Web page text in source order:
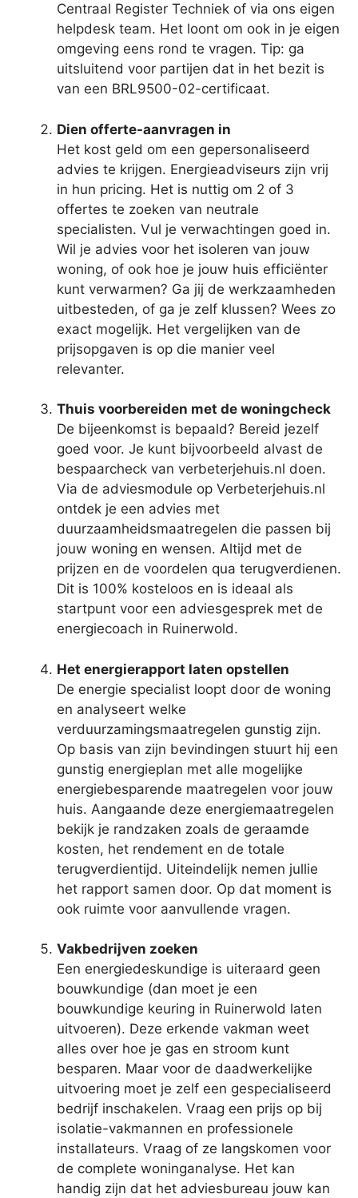
Centraal Register Techniek of via ons eigen
helpdesk team. Het loont om ook in je eigen
omgeving eens rond te vragen. Tip: ga
uitsluitend voor partijen dat in het bezit is
van een BRL9500-02-certificaat.
Dien offerte-aanvragen in
Het kost geld om een gepersonaliseerd
advies te krijgen. Energieadviseurs zijn vrij
in hun pricing. Het is nuttig om 2 of 3
offertes te zoeken van neutrale
specialisten. Vul je verwachtingen goed in.
Wil je advies voor het isoleren van jouw
woning, of ook hoe je jouw huis efficiënter
kunt verwarmen? Ga jij de werkzaamheden
uitbesteden, of ga je zelf klussen? Wees zo
exact mogelijk. Het vergelijken van de
prijsopgaven is op die manier veel
relevanter.
Thuis voorbereiden met de woningcheck
De bijeenkomst is bepaald? Bereid jezelf
goed voor. Je kunt bijvoorbeeld alvast de
bespaarcheck van verbeterjehuis.nl doen.
Via de adviesmodule op Verbeterjehuis.nl
ontdek je een advies met
duurzaamheidsmaatregelen die passen bij
jouw woning en wensen. Altijd met de
prijzen en de voordelen qua terugverdienen.
Dit is 100% kosteloos en is ideaal als
startpunt voor een adviesgesprek met de
energiecoach in Ruinerwold.
Het energierapport laten opstellen
De energie specialist loopt door de woning
en analyseert welke
verduurzamingsmaatregelen gunstig zijn.
Op basis van zijn bevindingen stuurt hij een
gunstig energieplan met alle mogelijke
energiebesparende maatregelen voor jouw
huis. Aangaande deze energiemaatregelen
bekijk je randzaken zoals de geraamde
kosten, het rendement en de totale
terugverdientijd. Uiteindelijk nemen jullie
het rapport samen door. Op dat moment is
ook ruimte voor aanvullende vragen.
Vakbedrijven zoeken
Een energiedeskundige is uiteraard geen
bouwkundige (dan moet je een
bouwkundige keuring in Ruinerwold laten
uitvoeren). Deze erkende vakman weet
alles over hoe je gas en stroom kunt
besparen. Maar voor de daadwerkelijke
uitvoering moet je zelf een gespecialiseerd
bedrijf inschakelen. Vraag een prijs op bij
isolatie-vakmannen en professionele
installateurs. Vraag of ze langskomen voor
de complete woninganalyse. Het kan
handig zijn dat het adviesbureau jouw kan